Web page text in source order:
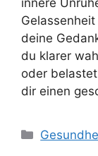
deine
du klarer
oder
dir einen